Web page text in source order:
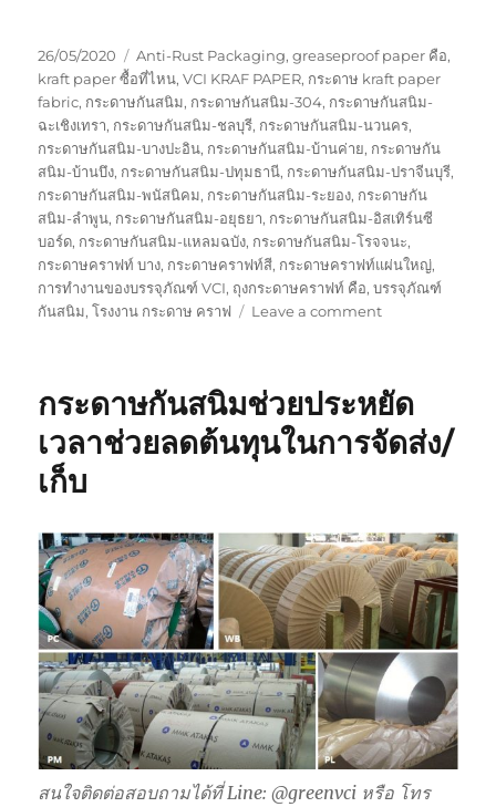
Posted
on
26/05/2020 Tags
Anti-Rust Packaging,greaseproof paper คือ,
kraft paper ซื้อที่ไหน,VCI KRAF PAPER, กระดาษ kraft paper
fabric, กระดาษกันสนิม, กระดาษกันสนิม-304, กระดาษกันสนิม-
ฉะเชิงเทรา, กระดาษกันสนิม-ชลบุรี, กระดาษกันสนิม-นวนคร,
กระดาษกันสนิม-บางปะอิน, กระดาษกันสนิม-บ้านค่าย, กระดาษกัน
สนิม-บ้านบึง, กระดาษกันสนิม-ปทุมธานี, กระดาษกันสนิม-ปราจีนบุรี,
กระดาษกันสนิม-พนัสนิคม, กระดาษกันสนิม-ระยอง, กระดาษกัน
สนิม-ลำพูน, กระดาษกันสนิม-อยุธยา, กระดาษกันสนิม-อิสเทิร์นซี
บอร์ด, กระดาษกันสนิม-แหลมฉบัง, กระดาษกันสนิม-โรจจนะ,
กระดาษคราฟท์ บาง, กระดาษคราฟท์สี, กระดาษคราฟท์แผ่นใหญ่,
การทำงานของบรรจุภัณฑ์ VCI, ถุงกระดาษคราฟท์ คือ,บรรจุภัณฑ์
กันสนิม,โรงงาน กระดาษ คราฟ Leave a commenton
ไม่มี
สาร
ไน
ยัง
กระดาษกันสนิมช่วยประหยัด
เวลาช่วยลดต้นทุนในการจัดส่ง/
เก็บ
สนใจติดต่อสอบถามได้ที่ Line: @greenvci หรือ โทร